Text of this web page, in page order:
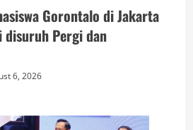
Gorontalo di Jakarta
disuruh Pergi dan
6, 2026